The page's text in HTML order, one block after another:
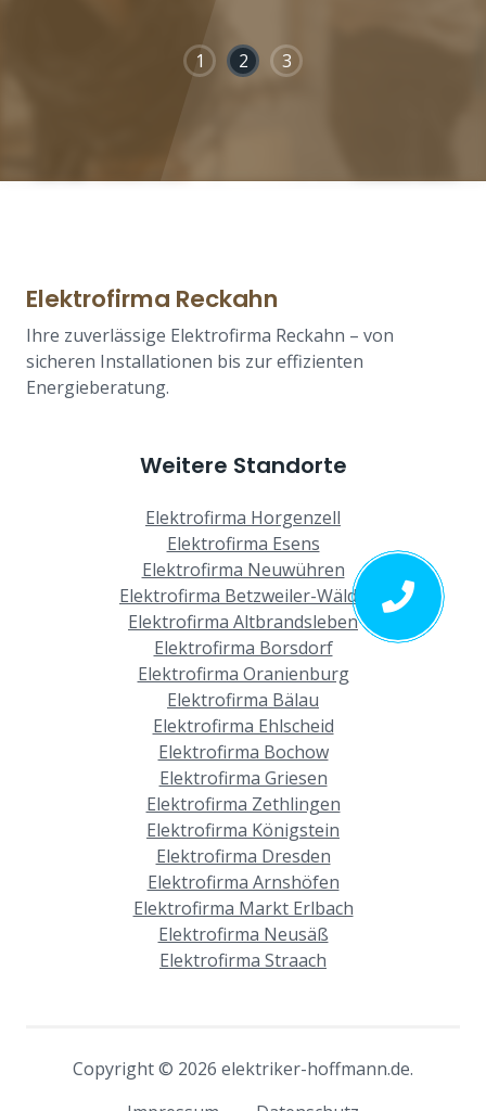
1 2 3
Elektrofirma Reckahn
Ihre zuverlässige Elektrofirma Reckahn – von
sicheren Installationen bis zur effizienten
Energieberatung.
Weitere Standorte
Elektrofirma Horgenzell
Elektrofirma Esens
Elektrofirma Neuwühren
Elektrofirma Betzweiler-Wälde
Elektrofirma Altbrandsleben
Elektrofirma Borsdorf
Elektrofirma Oranienburg
Elektrofirma Bälau
Elektrofirma Ehlscheid
Elektrofirma Bochow
Elektrofirma Griesen
Elektrofirma Zethlingen
Elektrofirma Königstein
Elektrofirma Dresden
Elektrofirma Arnshöfen
Elektrofirma Markt Erlbach
Elektrofirma Neusäß
Elektrofirma Straach
Copyright © 2026 elektriker-hoffmann.de.